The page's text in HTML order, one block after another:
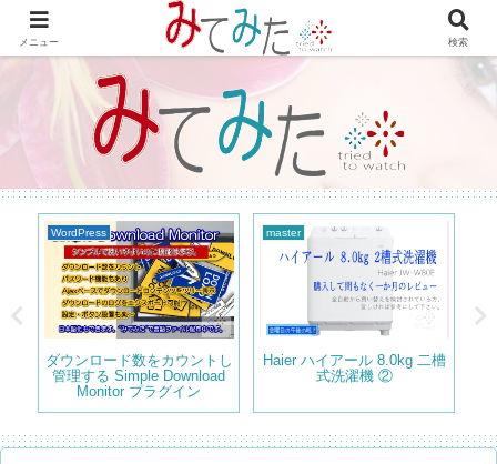
WordPressで綴る情報＆レビュー プラグインの紹介やテーマのカスタマイズ
等も書いてます。
WordPress
ダウンロード数をカウントし
管理する Simple Download
Monitor プラグイン
master
Haier ハイアール 8.0kg 二槽
式洗濯機 ②
メニュー 検索